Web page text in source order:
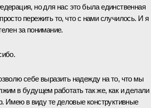
но для нас это была единственная
пережить то, что с нами случилось. И я
за понимание.
себе выразить надежду на то, что мы
в будущем работать так же, как и делали
Имею в виду те деловые конструктивные